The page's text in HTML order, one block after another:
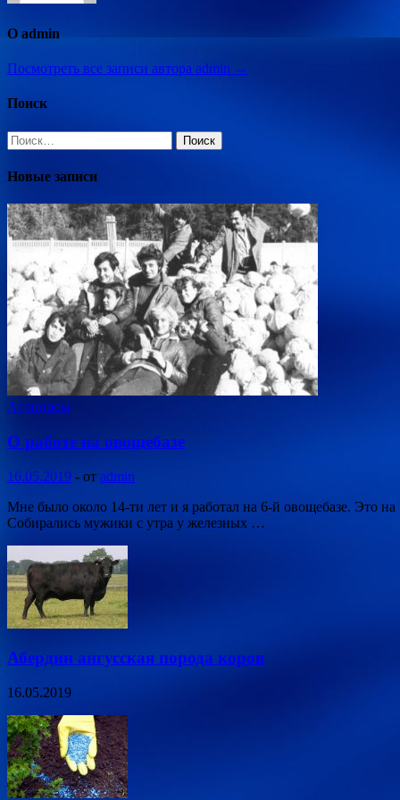
О admin
Посмотреть все записи автора admin →
Поиск
Найти:
Новые записи
Агропром
О работе на овощебазе
16.05.2019 - от admin
Мне было около 14-ти лет и я работал на 6-й овощебазе. Это
Собирались мужики с утра у железных …
Абердин ангусская порода коров
16.05.2019